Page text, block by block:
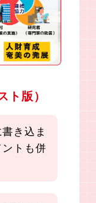
ト版）
き込ま
トも併